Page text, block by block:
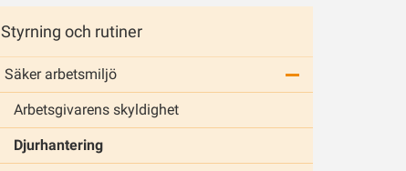
Styrning och rutiner
Säker arbetsmiljö
Arbetsgivarens skyldighet
Djurhantering